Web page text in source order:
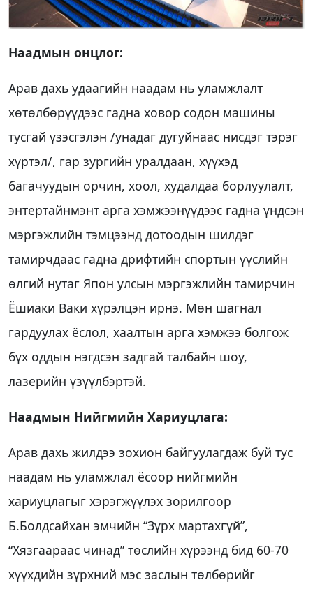
Наадмын онцлог:
Арав дахь удаагийн наадам нь уламжлалт
хөтөлбөрүүдээс гадна ховор содон машины
тусгай үзэсгэлэн /унадаг дугуйнаас нисдэг тэрэг
хүртэл/, гар зургийн уралдаан, хүүхэд
багачуудын орчин, хоол, худалдаа борлуулалт,
энтертайнмэнт арга хэмжээнүүдээс гадна үндсэн
мэргэжлийн тэмцээнд дотоодын шилдэг
тамирчдаас гадна дрифтийн спортын үүслийн
өлгий нутаг Япон улсын мэргэжлийн тамирчин
Ёшиаки Ваки хүрэлцэн ирнэ. Мөн шагнал
гардуулах ёслол, хаалтын арга хэмжээ болгож
бүх оддын нэгдсэн задгай талбайн шоу,
лазерийн үзүүлбэртэй.
Наадмын Нийгмийн Хариуцлага:
Арав дахь жилдээ зохион байгуулагдаж буй тус
наадам нь уламжлал ёсоор нийгмийн
хариуцлагыг хэрэгжүүлэх зорилгоор
Б.Болдсайхан эмчийн “Зүрх мартахгүй”,
“Хязгаараас чинад” төслийн хүрээнд бид 60-70
хүүхдийн зүрхний мэс заслын төлбөрийг